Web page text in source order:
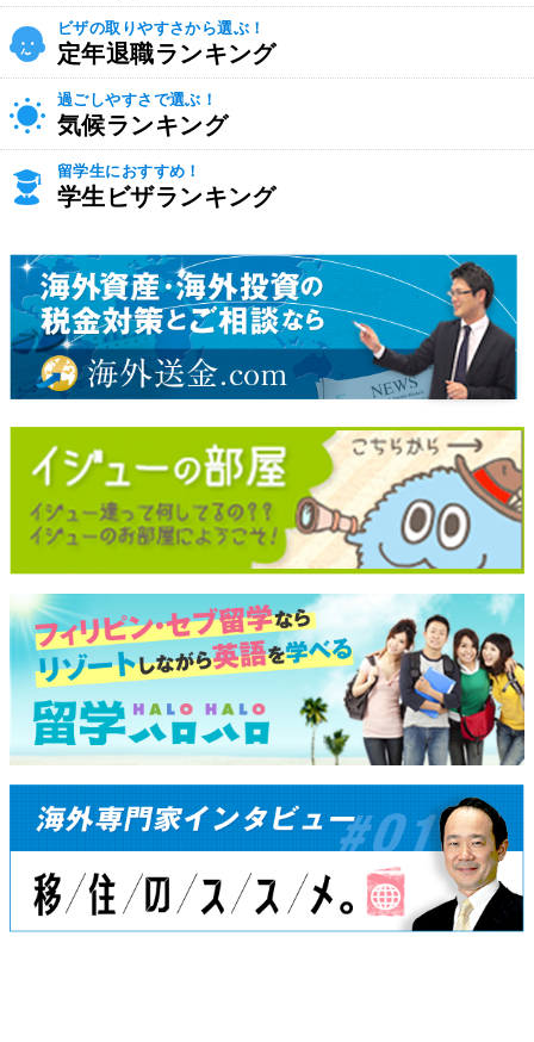
ビザの取りやすさから選ぶ！
定年退職ランキング
過ごしやすさで選ぶ！
気候ランキング
留学生におすすめ！
学生ビザランキング